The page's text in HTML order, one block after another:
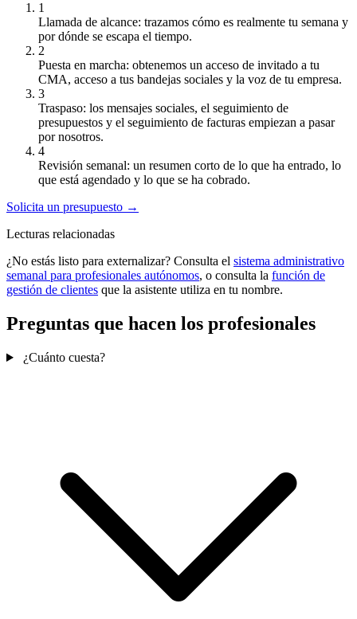
1
Llamada de alcance: trazamos cómo es realmente tu semana y
por dónde se escapa el tiempo.
2
Puesta en marcha: obtenemos un acceso de invitado a tu
CMA, acceso a tus bandejas sociales y la voz de tu empresa.
3
Traspaso: los mensajes sociales, el seguimiento de
presupuestos y el seguimiento de facturas empiezan a pasar
por nosotros.
4
Revisión semanal: un resumen corto de lo que ha entrado, lo
que está agendado y lo que se ha cobrado.
Solicita un presupuesto →
Lecturas relacionadas
¿No estás listo para externalizar? Consulta el sistema administrativo
semanal para profesionales autónomos, o consulta la función de
gestión de clientes que la asistente utiliza en tu nombre.
Preguntas que hacen los profesionales
¿Cuánto cuesta?